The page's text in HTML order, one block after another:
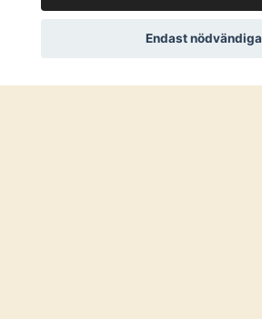
Endast nödvändiga